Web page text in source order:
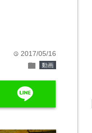
time 2017/05/16
folder 動画
line